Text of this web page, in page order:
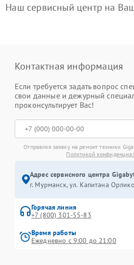
Наш сервисный центр на
Контактная информация
Если требуется задать вопрос
свои данные и дежурный
проконсультирует Вас!
Отправляя заявку на ремонт техники
Политикой
Адрес сервисного центра
г. Мурманск, ул. Капитана
Горячая линия
+7 (800) 301-55-83
Время работы
Ежедневно с 9:00 до 21:00